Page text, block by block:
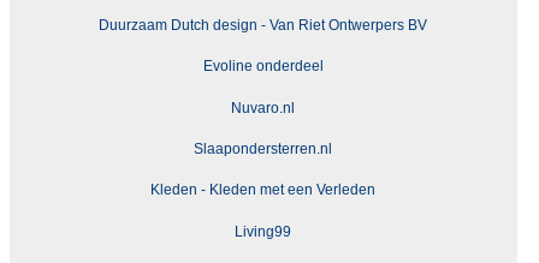
Duurzaam Dutch design - Van Riet Ontwerpers BV
Evoline onderdeel
Nuvaro.nl
Slaapondersterren.nl
Kleden - Kleden met een Verleden
Living99